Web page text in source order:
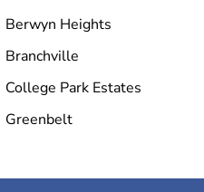
Berwyn Heights
Branchville
College Park Estates
Greenbelt